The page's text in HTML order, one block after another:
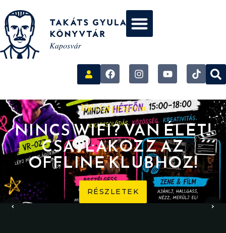
Ifjúsági program
NINCS WIFI? VAN ÉLET!
CSATLAKOZZ AZ
OFFLINE KLUBHOZ!
RÉSZLETEK
‹ ›